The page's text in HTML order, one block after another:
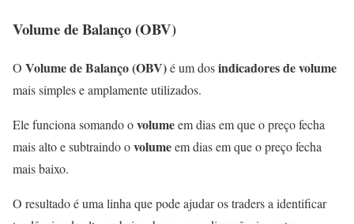
Volumede Balanço (OBV)
O Volume de Balanço (OBV)é um dosindicadores de volume
mais simples e amplamente utilizados.
Ele funciona somando ovolumeem dias em que o preço fecha
mais alto e subtraindo ovolumeem dias em que o preço fecha
mais baixo.
O resultado é uma linha que pode ajudar os traders a identificar